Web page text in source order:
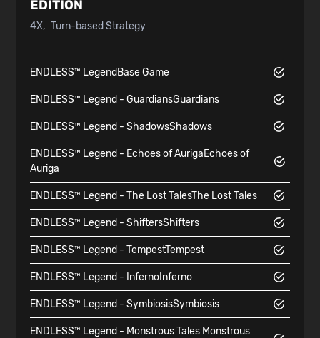
EDITION
4X Turn-based Strategy
ENDLESS™ Legend Base Game
ENDLESS™ Legend - GuardiansGuardians
ENDLESS™ Legend - ShadowsShadows
ENDLESS™ Legend - Echoes of AurigaEchoes of
Auriga
ENDLESS™ Legend - The Lost TalesThe Lost Tales
ENDLESS™ Legend - ShiftersShifters
ENDLESS™ Legend - TempestTempest
ENDLESS™ Legend - Inferno Inferno
ENDLESS™ Legend - SymbiosisSymbiosis
ENDLESS™ Legend - Monstrous Tales Monstrous